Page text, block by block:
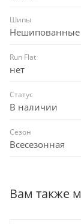
Шипы
Нешипованные
Run Flat
нет
Статус
В наличии
Сезон
Всесезонная
Вам также